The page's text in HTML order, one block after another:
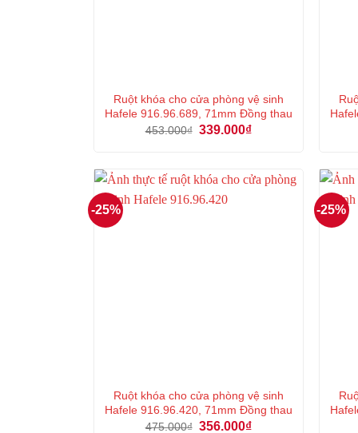
Ruột khóa cho cửa phòng vệ sinh
Hafele 916.96.689, 71mm Đồng thau
453.000₫ Giá
339.000₫Giá
339.000₫.
-25%
Ruột khóa cho cửa phòng vệ sinh
Hafele 916.96.420, 71mm Đồng thau
475.000₫ Giá
356.000₫Giá
-25%